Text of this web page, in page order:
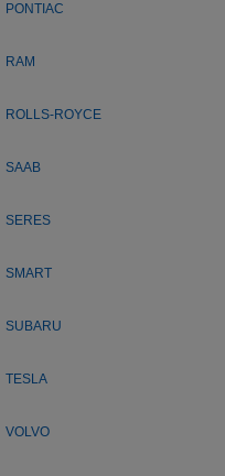
PONTIAC
RAM
ROLLS-ROYCE
SAAB
SERES
SMART
SUBARU
TESLA
VOLVO